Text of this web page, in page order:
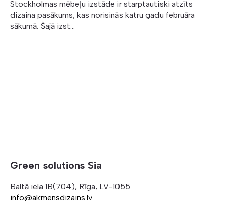
Stockholmas mēbeļu izstāde ir starptautiski atzīts
dizaina pasākums, kas norisinās katru gadu februāra
sākumā. Šajā izst...
Green solutions Sia
Baltā iela 1B(704), Rīga, LV-1055
info@akmensdizains.lv